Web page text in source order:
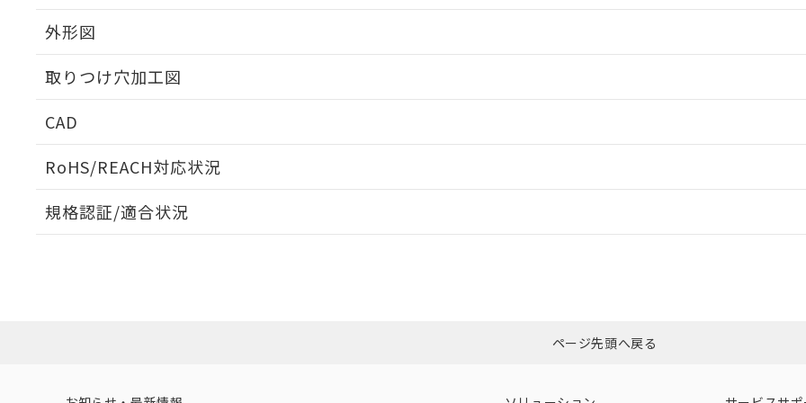
外形図
取りつけ穴加工図
CAD
RoHS/REACH対応状況
EU RoHS 注意事項・凡例
ダウンロードはこちら
規格認証/適合状況
ページ先頭へ戻る